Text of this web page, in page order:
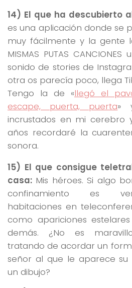
14) El que ha descubierto
es una aplicación donde se
muy fácilmente y la gente
MISMAS PUTAS
sonido de stories de
otra os parecía poco, llega
Tengo la de «llegó el
escape, puerta, puerta»
incrustados en mi cerebro
años recordaré la
sonora.
15) El que consigue
casa: Mis héroes. Si algo
confinamiento es
habitaciones en
como apariciones
demás. ¿No es
tratando de acordar un
señor al que le aparece su
un dibujo?